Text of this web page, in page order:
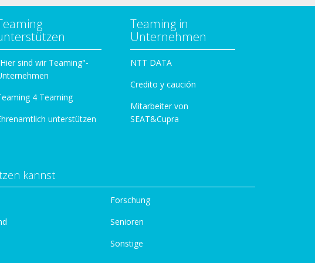
sind wir Teaming"-
4 Teaming
unterstützen
Teaming in
Unternehmen
NTT DATA
Credito y caución
Mitarbeiter von
SEAT&Cupra
kannst
Forschung
Senioren
Sonstige